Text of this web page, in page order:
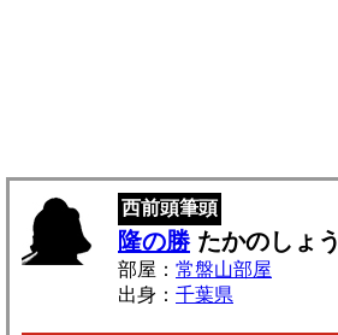
西前頭筆頭
隆の勝たかのしょう
部屋： 常盤山部屋
出身： 千葉県